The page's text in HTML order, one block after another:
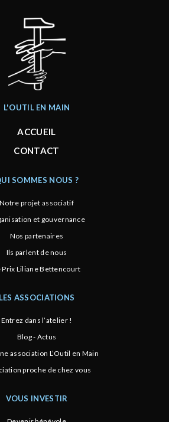
L'OUTIL EN MAIN
ACCUEIL
CONTACT
SOMMES NOUS ?
Notre projet associatif
et gouvernance
Nos partenaires
Ils parlent de nous
Prix Liliane Bettencourt
LES ASSOCIATIONS
Entrez dans l’atelier !
Blog - Actus
association L’Outil en Main
proche de chez vous
VOUS INVESTIR